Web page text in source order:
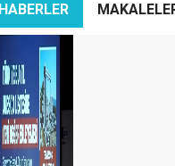
HABERLER